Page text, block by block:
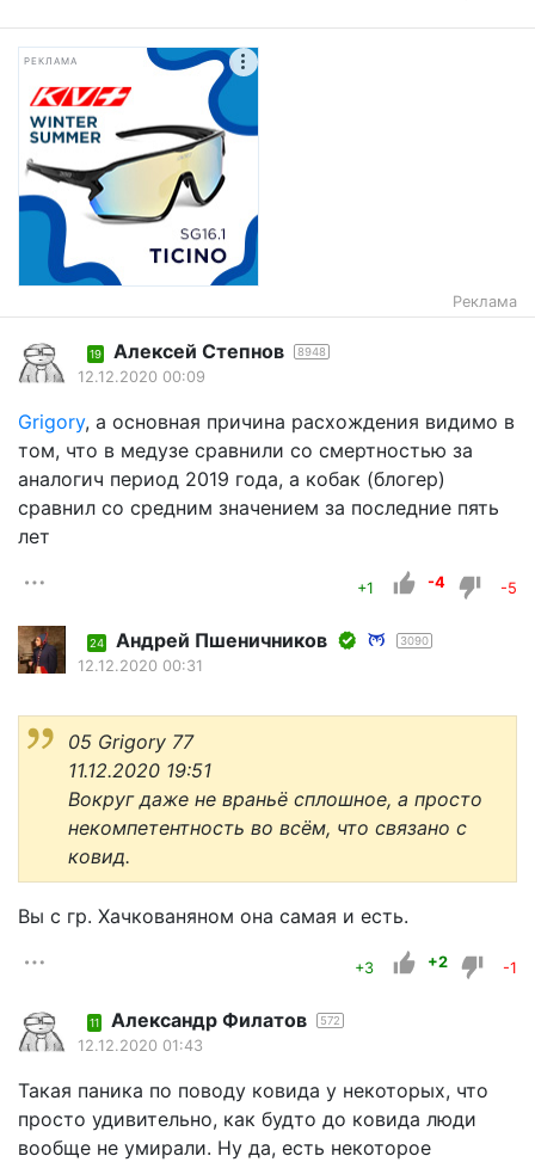
РЕКЛАМА
Реклама
19 Алексей Степнов 8948
12.12.2020 00:09
Grigory, а основная причина расхождения видимо в
том, что в медузе сравнили со смертностью за
аналогич период 2019 года, а кобак (блогер)
сравнил со средним значением за последние пять
лет
+1 -4 -5
24 Андрей Пшеничников 3090
12.12.2020 00:31
05 Grigory 77
11.12.2020 19:51
Вокруг даже не враньё сплошное, а просто
некомпетентность во всём, что связано с
ковид.
Вы с гр. Хачкованяном она самая и есть.
+3 +2 -1
11 Александр Филатов 572
12.12.2020 01:43
Такая паника по поводу ковида у некоторых, что
просто удивительно, как будто до ковида люди
вообще не умирали. Ну да, есть некоторое